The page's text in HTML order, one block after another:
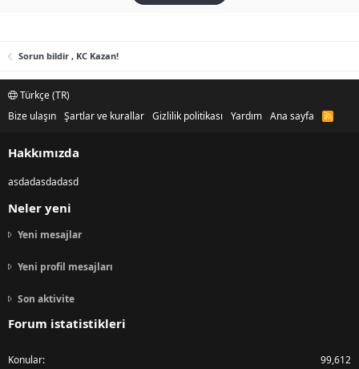
Sorun bildir , KC Kazan!
Türkçe (TR)
Bize ulaşın Şartlar ve kurallar Gizlilik politikası Yardım Ana sayfa
R
Hakkımızda
asdadasdadasd
Neler yeni
Yeni mesajlar
Yeni profil mesajları
Son aktivite
Forum istatistikleri
Konular 99,612